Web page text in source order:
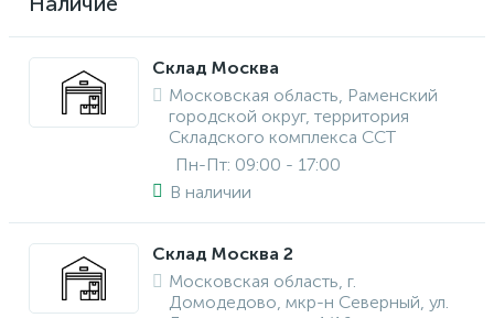
Склад Москва
Московская область, Раменский
городской округ, территория
Складского комплекса ССТ
Пн-Пт: 09:00 - 17:00
В наличии
Склад Москва 2
Московская область, г.
Домодедово, мкр-н Северный, ул.